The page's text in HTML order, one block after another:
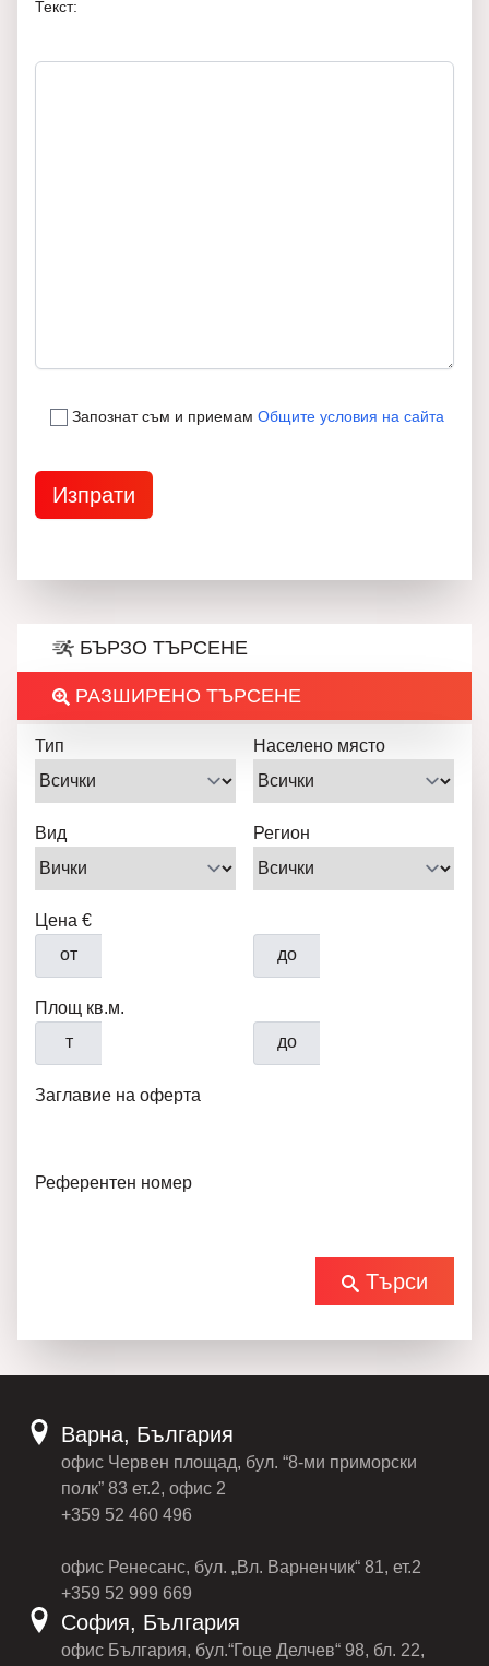
Текст:
Запознат съм и приемам Общите условия на сайта
БЪРЗО ТЪРСЕНЕ
РАЗШИРЕНО ТЪРСЕНЕ
Тип Населено място
Вид Регион
Цена €
от
до
Площ кв.м.
т
до
Заглавие на оферта
Референтен номер
Търси
Варна, България
офис Червен площад, бул. “8-ми приморски
полк” 83 ет.2, офис 2
+359 52 460 496
офис Ренесанс, бул. „Вл. Варненчик“ 81, ет.2
+359 52 999 669
София, България
офис България, бул.“Гоце Делчев“ 98, бл. 22,